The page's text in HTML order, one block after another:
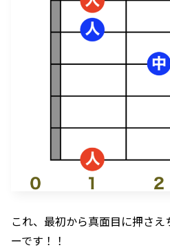
これ、最初から真面目に押さ
ーです！！